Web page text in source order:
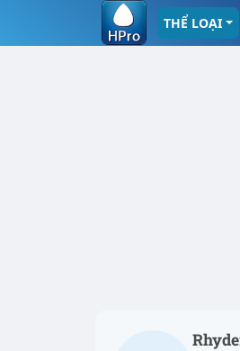
THỂ LOẠI